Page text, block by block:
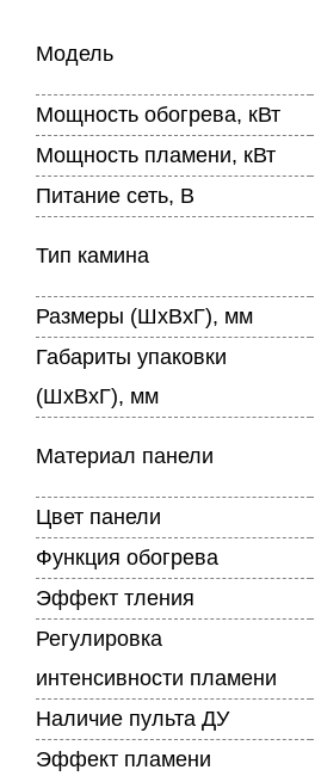
Модель
Мощность обогрева, кВт
Мощность пламени, кВт
Питание сеть, В
Тип камина
Размеры (ШхВхГ), мм
Габариты упаковки
(ШхВхГ), мм
Материал панели
Цвет панели
Функция обогрева
Эффект тления
Регулировка
интенсивности пламени
Наличие пульта ДУ
Эффект пламени